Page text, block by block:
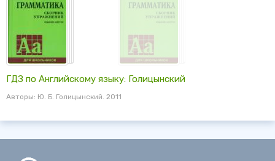
ГДЗ по Английскому языку: Голицынский
Авторы: Ю. Б. Голицынский. 2011